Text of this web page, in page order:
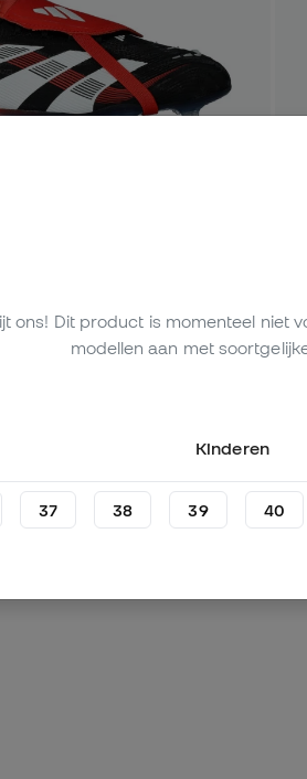
ons! Dit product is momenteel niet
modellen aan met
Kinderen
37 38 39 40